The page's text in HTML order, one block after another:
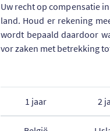
Uw recht op compensatie
land. Houd er rekening
wordt bepaald daardoor
vor zaken met betrekking
1 jaar 2